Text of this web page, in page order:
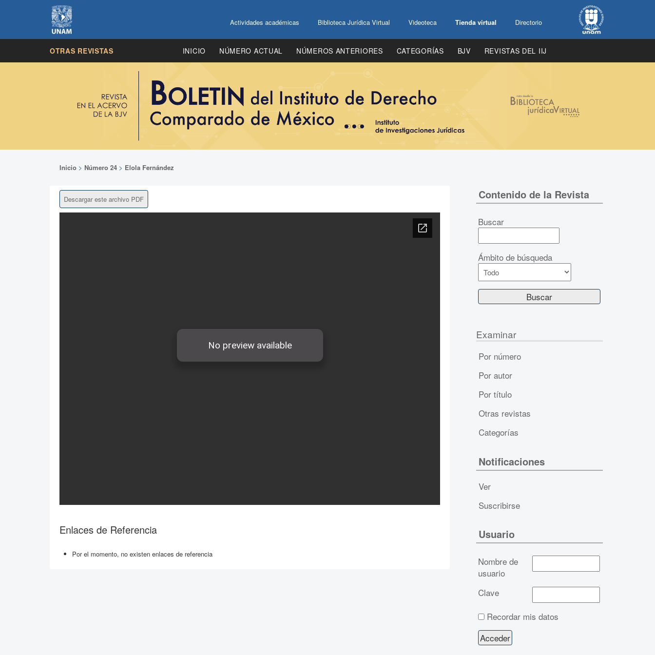
Actividades académicas Biblioteca Jurídica Virtual Videoteca Tienda virtual Directorio
OTRAS REVISTAS INICIO NÚMERO ACTUAL NÚMEROS ANTERIORES CATEGORÍAS BJV REVISTAS DEL IIJ
Inicio > Número 24 > Elola Fernández
Descargar este archivo PDF
Enlaces de Referencia
Por el momento, no existen enlaces de referencia
Contenido de la Revista
Buscar
Ámbito de búsqueda
Examinar
Por número
Por autor
Por título
Otras revistas
Categorías
Notificaciones
Ver
Suscribirse
Usuario
Nombre de
usuario
Clave
Recordar mis datos